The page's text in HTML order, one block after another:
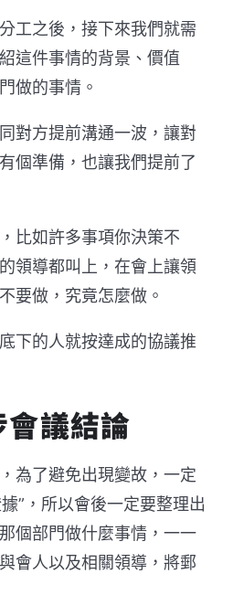
工之後，接下來我們就需
這件事情的背景、價值
做的事情。
對方提前溝通一波，讓對
個準備，也讓我們提前了
比如許多事項你決策不
領導都叫上，在會上讓領
要做，究竟怎麼做。
下的人就按達成的協議推
議結論
為了避免出現變故，一定
”，所以會後一定要整理出
個部門做什麼事情，一一
會人以及相關領導，將郵